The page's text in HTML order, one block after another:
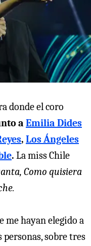
donde el coro
a Emilia Dides
, Los Ángeles
. La miss Chile
Como quisiera
me hayan elegido a
sobre tres